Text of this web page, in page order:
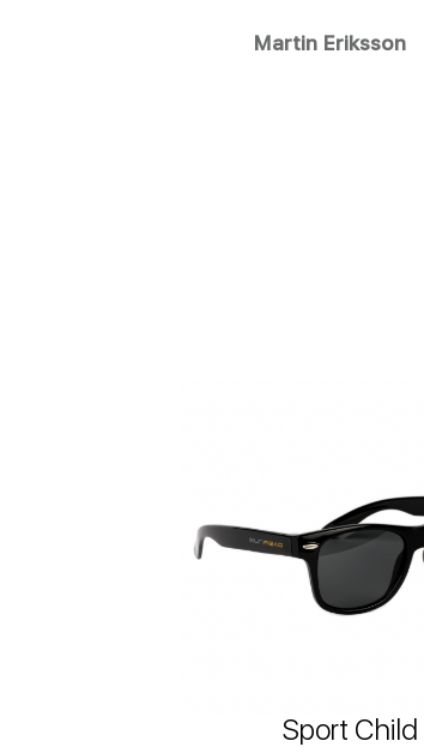
Martin Eriksson
Sport Child